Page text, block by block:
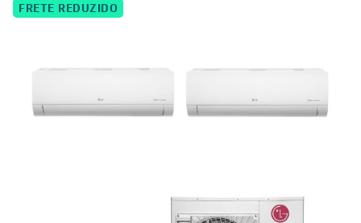
FRETE REDUZIDO